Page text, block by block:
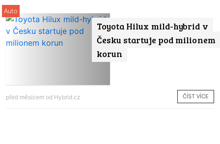
Toyota Hilux mild-hybrid v
Česku startuje pod milionem
korun
Auto
před měsícem od Hybrid.cz ČÍST VÍCE